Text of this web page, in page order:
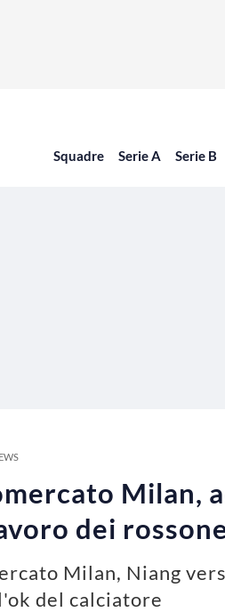
Squadre Serie A Serie B
Milan,
dei
Milan, Niang
del calciatore